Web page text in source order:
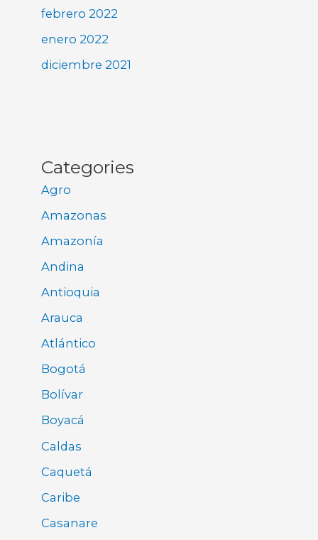
febrero 2022
enero 2022
diciembre 2021
Categories
Agro
Amazonas
Amazonía
Andina
Antioquia
Arauca
Atlántico
Bogotá
Bolívar
Boyacá
Caldas
Caquetá
Caribe
Casanare